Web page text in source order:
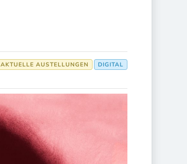
DIGITAL
AKTUELLE AUSTELLUNGEN